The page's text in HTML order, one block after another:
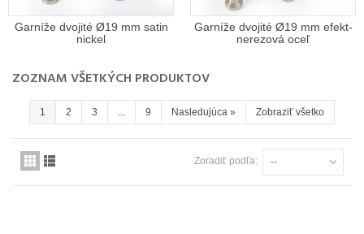
Garníže dvojité Ø19 mm satin
nickel
Garníže dvojité Ø19 mm efekt-
nerezová oceľ
ZOZNAM VŠETKÝCH PRODUKTOV
1 2 3 9 Nasledujúca » Zobraziť všetko
Zoradiť podľa: --